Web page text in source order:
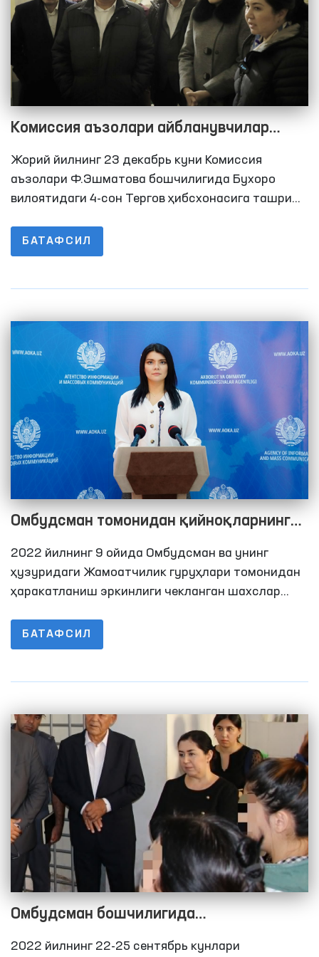
Комиссия аъзолари айбланувчилар
билан суҳбатлашишди
Жорий йилнинг 23 декабрь куни Комиссия
аъзолари Ф.Эшматова бошчилигида Бухоро
вилоятидаги 4-сон Тергов ҳибсхонасига ташриф
шарт-шароитлар, иситиш тизими ва озиқ-овқат
таъминоти ўрганилди.
БАТАФСИЛ
Омбудсман томонидан қийноқларнинг
олдини олиш бўйича Миллий превентив
механизм доирасида 2022 йилнинг 9
ойида амалга оширилган мониторинг
2022 йилнинг 9 ойида Омбудсман ва унинг
ҳузуридаги Жамоатчилик гуруҳлари томонидан
ҳаракатланиш эркинлиги чекланган шахслар
ташрифлари амалга оширилди. Ушбу кўрсаткич
2021 йилнинг 9 ойида 120 та, 2020 йилнинг 9
БАТАФСИЛ
Омбудсман бошчилигида
Қашқадарёдаги ёпиқ муассасалардаги
2022 йилнинг 22-25 сентябрь кунлари